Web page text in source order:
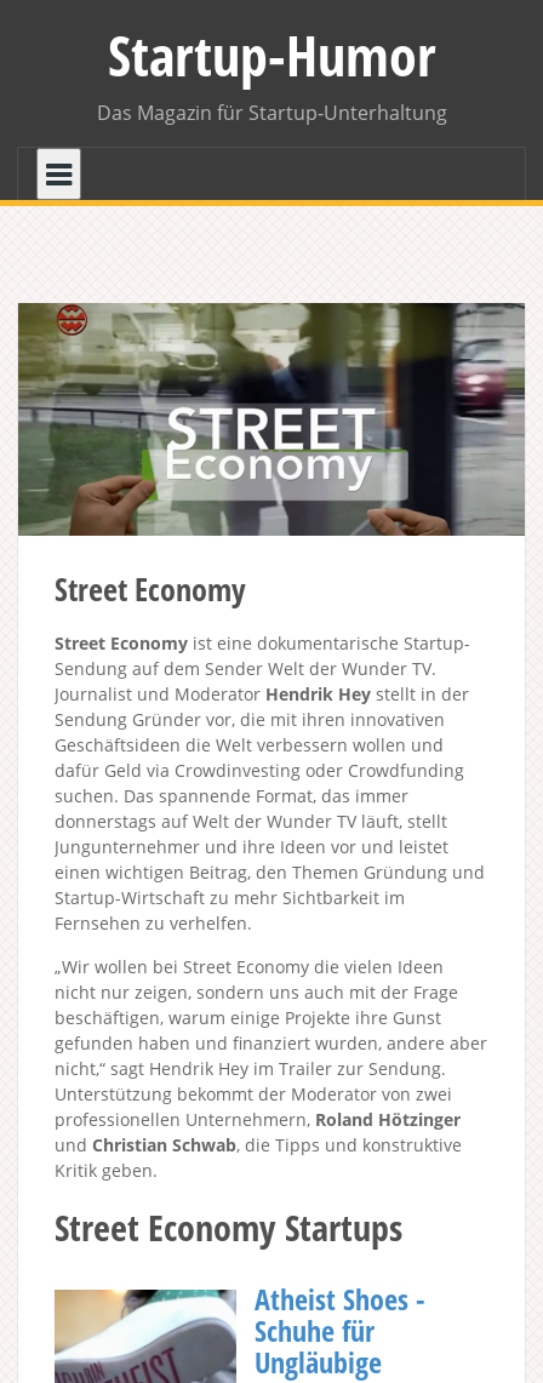
Startup-Humor
Das Magazin für Startup-Unterhaltung
Street Economy
Street Economy ist eine dokumentarische Startup-
Sendung auf dem Sender Welt der Wunder TV.
Journalist und Moderator Hendrik Hey stellt in der
Sendung Gründer vor, die mit ihren innovativen
Geschäftsideen die Welt verbessern wollen und
dafür Geld via Crowdinvesting oder Crowdfunding
suchen. Das spannende Format, das immer
donnerstags auf Welt der Wunder TV läuft, stellt
Jungunternehmer und ihre Ideen vor und leistet
einen wichtigen Beitrag, den Themen Gründung und
Startup-Wirtschaft zu mehr Sichtbarkeit im
Fernsehen zu verhelfen.
„Wir wollen bei Street Economy die vielen Ideen
nicht nur zeigen, sondern uns auch mit der Frage
beschäftigen, warum einige Projekte ihre Gunst
gefunden haben und finanziert wurden, andere aber
nicht,“ sagt Hendrik Hey im Trailer zur Sendung.
Unterstützung bekommt der Moderator von zwei
professionellen Unternehmern, Roland Hötzinger
und Christian Schwab, die Tipps und konstruktive
Kritik geben.
Street Economy Startups
Atheist Shoes -
Schuhe für
Ungläubige